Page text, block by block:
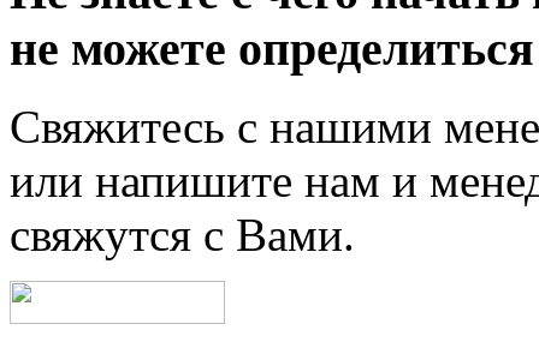
не можете
Свяжитесь с нашими
или напишите нам и
свяжутся с Вами.